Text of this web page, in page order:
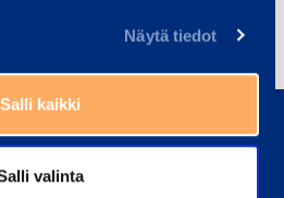
Näytä tiedot
Salli kaikki
valinta
täällä auttaaksemme sinua